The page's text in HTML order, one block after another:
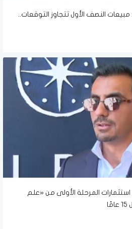
النصف الأول تتجاوز التوقعات..
220 مليار جنيه استثمارات المرحلة الأولى من «علم